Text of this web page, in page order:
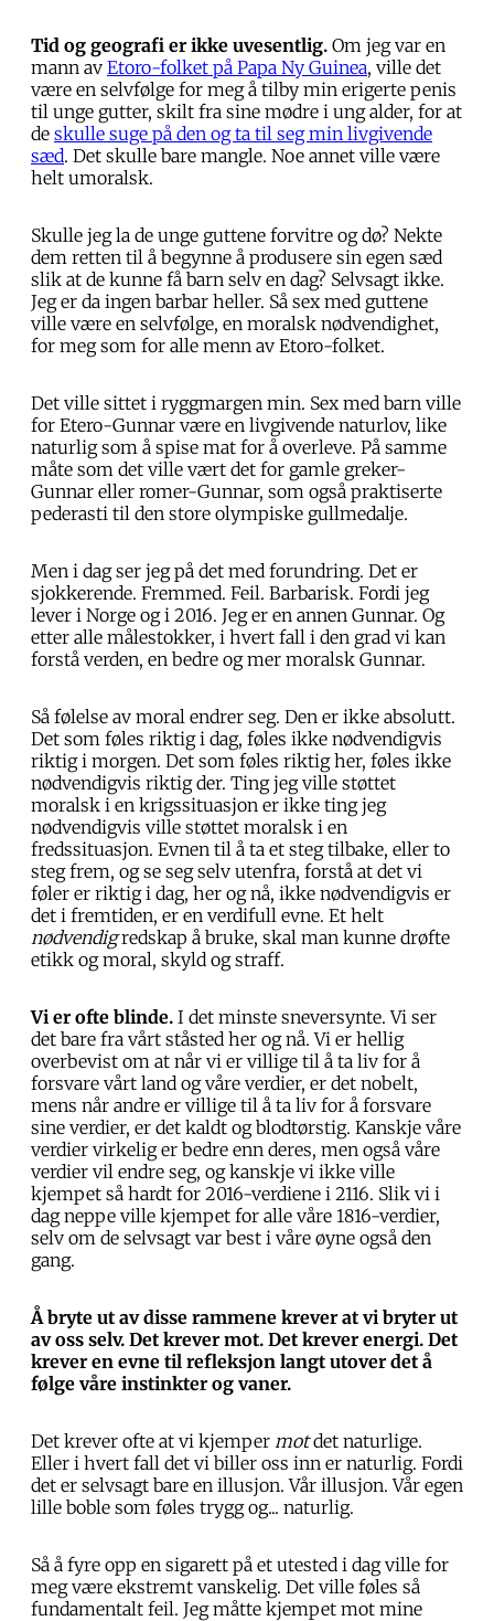
Tid og geografi er ikke uvesentlig. Om jeg var en
mann av Etoro-folket på Papa Ny Guinea, ville det
være en selvfølge for meg å tilby min erigerte penis
til unge gutter, skilt fra sine mødre i ung alder, for at
de skulle suge på den og ta til seg min livgivende
sæd. Det skulle bare mangle. Noe annet ville være
helt umoralsk.
Skulle jeg la de unge guttene forvitre og dø? Nekte
dem retten til å begynne å produsere sin egen sæd
slik at de kunne få barn selv en dag? Selvsagt ikke.
Jeg er da ingen barbar heller. Så sex med guttene
ville være en selvfølge, en moralsk nødvendighet,
for meg som for alle menn av Etoro-folket.
Det ville sittet i ryggmargen min. Sex med barn ville
for Etero-Gunnar være en livgivende naturlov, like
naturlig som å spise mat for å overleve. På samme
måte som det ville vært det for gamle greker-
Gunnar eller romer-Gunnar, som også praktiserte
pederasti til den store olympiske gullmedalje.
Men i dag ser jeg på det med forundring. Det er
sjokkerende. Fremmed. Feil. Barbarisk. Fordi jeg
lever i Norge og i 2016. Jeg er en annen Gunnar. Og
etter alle målestokker, i hvert fall i den grad vi kan
forstå verden, en bedre og mer moralsk Gunnar.
Så følelse av moral endrer seg. Den er ikke absolutt.
Det som føles riktig i dag, føles ikke nødvendigvis
riktig i morgen. Det som føles riktig her, føles ikke
nødvendigvis riktig der. Ting jeg ville støttet
moralsk i en krigssituasjon er ikke ting jeg
nødvendigvis ville støttet moralsk i en
fredssituasjon. Evnen til å ta et steg tilbake, eller to
steg frem, og se seg selv utenfra, forstå at det vi
føler er riktig i dag, her og nå, ikke nødvendigvis er
det i fremtiden, er en verdifull evne. Et helt
nødvendigredskap å bruke, skal man kunne drøfte
etikk og moral, skyld og straff.
Vi er ofte blinde. I det minste sneversynte. Vi ser
det bare fra vårt ståsted her og nå. Vi er hellig
overbevist om at når vi er villige til å ta liv for å
forsvare vårt land og våre verdier, er det nobelt,
mens når andre er villige til å ta liv for å forsvare
sine verdier, er det kaldt og blodtørstig. Kanskje våre
verdier virkelig er bedre enn deres, men også våre
verdier vil endre seg, og kanskje vi ikke ville
kjempet så hardt for 2016-verdiene i 2116. Slik vi i
dag neppe ville kjempet for alle våre 1816-verdier,
selv om de selvsagt var best i våre øyne også den
gang.
Å bryte ut av disse rammene krever at vi bryter ut
av oss selv. Det krever mot. Det krever energi. Det
krever en evne til refleksjon langt utover det å
følge våre instinkter og vaner.
Det krever ofte at vi kjemper motdet naturlige.
Eller i hvert fall det vi biller oss inn er naturlig. Fordi
det er selvsagt bare en illusjon. Vår illusjon. Vår egen
lille boble som føles trygg og... naturlig.
Så å fyre opp en sigarett på et utested i dag ville for
meg være ekstremt vanskelig. Det ville føles så
fundamentalt feil. Jeg måtte kjempet mot mine